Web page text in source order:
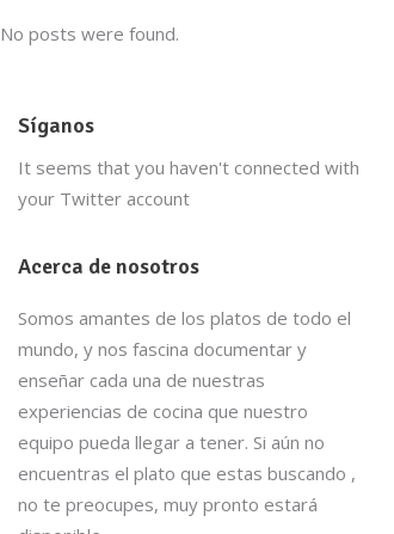
No posts were found.
Síganos
It seems that you haven't connected with
your Twitter account
Acerca de nosotros
Somos amantes de los platos de todo el
mundo, y nos fascina documentar y
enseñar cada una de nuestras
experiencias de cocina que nuestro
equipo pueda llegar a tener. Si aún no
encuentras el plato que estas buscando ,
no te preocupes, muy pronto estará